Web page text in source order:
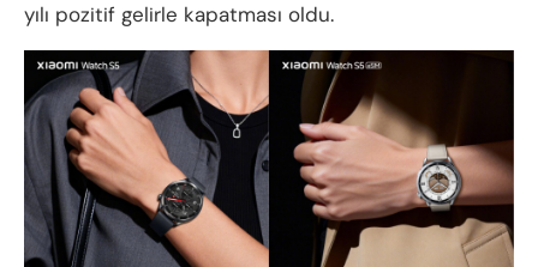
yılı pozitif gelirle kapatması oldu.